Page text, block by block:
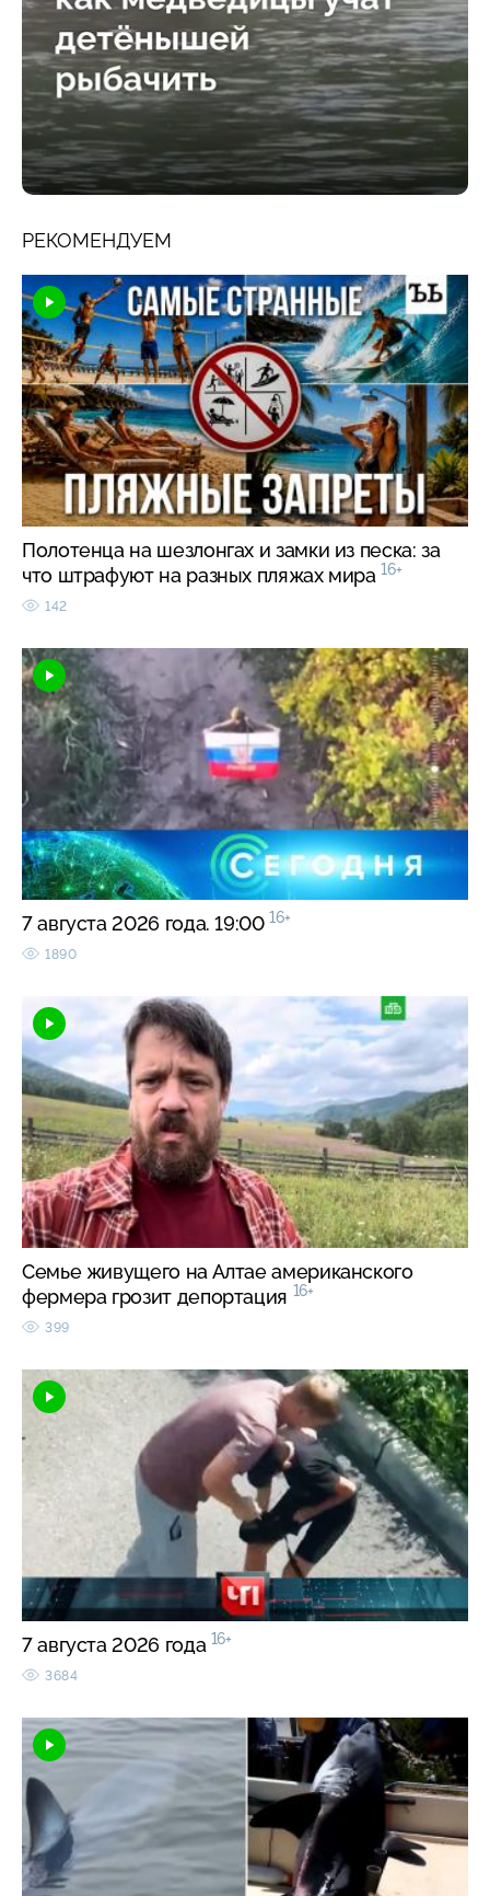
РЕКОМЕНДУЕМ
Полотенца на шезлонгах и замки из песка: за
что штрафуют на разных пляжах мира 16+
142
7 августа 2026 года. 19:00 16+
1890
Семье живущего на Алтае американского
фермера грозит депортация 16+
399
7 августа 2026 года 16+
3684